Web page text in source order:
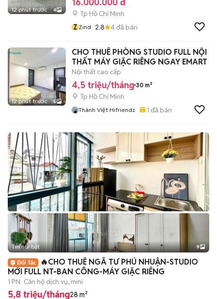
12 phút trước 4
Tp Hồ Chí Minh
ZZind 2.8 4đã bán
12 phút trước 5
CHO THUÊ PHÒNG STUDIO FULL NỘI
THẤT MÁY GIẶC RIÊNG NGAY EMART
Nội thất cao cấp
4,5 triệu/tháng 30 m²
Tp Hồ Chí Minh
Thành Việt Hifriendz 1 đã bán
+2
Tin nổi bật 9
🔥CHO THUÊ NGÃ TƯ PHÚ NHUẬN-STUDIO
MỚI FULL NT-BAN CÔNG-MÁY GIẶC RIÊNG
1 PN Căn hộ dịch vụ, mini
5,8 triệu/tháng28 m²